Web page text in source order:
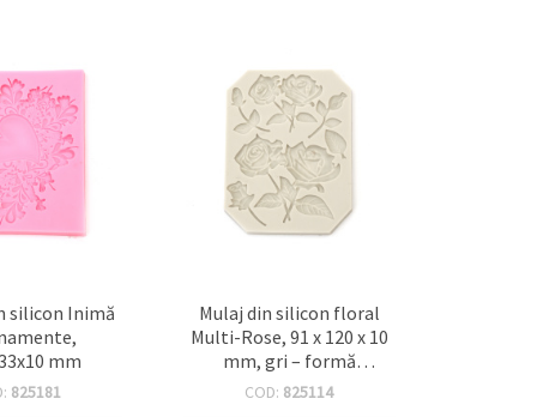
silicon Inimă
mm
825181
Mulaj din silicon floral
Multi-Rose, 91 x 120 x 10
mm, gri – formă
dreptunghiulară flexibilă,
COD: 825114